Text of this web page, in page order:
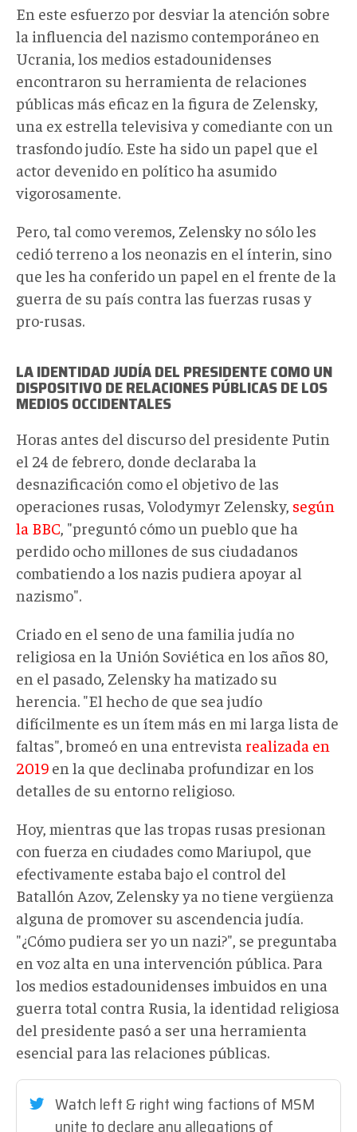
En este esfuerzo por desviar la atención sobre
la influencia del nazismo contemporáneo en
Ucrania, los medios estadounidenses
encontraron su herramienta de relaciones
públicas más eficaz en la figura de Zelensky,
una ex estrella televisiva y comediante con un
trasfondo judío. Este ha sido un papel que el
actor devenido en político ha asumido
vigorosamente.
Pero, tal como veremos, Zelensky no sólo les
cedió terreno a los neonazis en el ínterin, sino
que les ha conferido un papel en el frente de la
guerra de su país contra las fuerzas rusas y
pro-rusas.
LA IDENTIDAD JUDÍA DEL PRESIDENTE COMO UN
DISPOSITIVO DE RELACIONES PÚBLICAS DE LOS
MEDIOS OCCIDENTALES
Horas antes del discurso del presidente Putin
el 24 de febrero, donde declaraba la
desnazificación como el objetivo de las
operaciones rusas, Volodymyr Zelensky, según
la BBC , "preguntó cómo un pueblo que ha
perdido ocho millones de sus ciudadanos
combatiendo a los nazis pudiera apoyar al
nazismo".
Criado en el seno de una familia judía no
religiosa en la Unión Soviética en los años 80,
en el pasado, Zelensky ha matizado su
herencia. "El hecho de que sea judío
difícilmente es un ítem más en mi larga lista de
faltas", bromeó en una entrevista realizada en
2019 en la que declinaba profundizar en los
detalles de su entorno religioso.
Hoy, mientras que las tropas rusas presionan
con fuerza en ciudades como Mariupol, que
efectivamente estaba bajo el control del
Batallón Azov, Zelensky ya no tiene vergüenza
alguna de promover su ascendencia judía.
"¿Cómo pudiera ser yo un nazi?", se preguntaba
en voz alta en una intervención pública. Para
los medios estadounidenses imbuidos en una
guerra total contra Rusia, la identidad religiosa
del presidente pasó a ser una herramienta
esencial para las relaciones públicas.
Watch left & right wing factions of MSM
unite to declare any allegations of